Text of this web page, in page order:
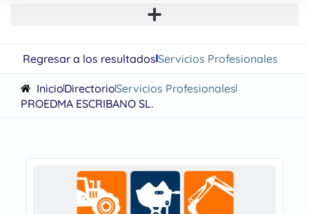
Regresar a los resultadosServicios Profesionales
InicioDirectorioServicios Profesionales
PROEDMA ESCRIBANO SL.